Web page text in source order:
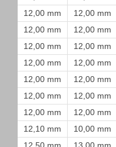
12,00 mm
12,00 mm
12,00 mm
12,00 mm
12,00 mm
12,00 mm
12,00 mm
12,00 mm
12,00 mm
12,00 mm
12,00 mm
12,00 mm
12,00 mm
12,00 mm
12,10 mm
10,00 mm